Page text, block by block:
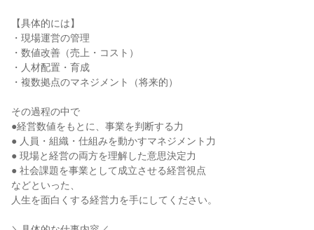
【具体的には】
・現場運営の管理
・数値改善（売上・コスト）
・人材配置・育成
・複数拠点のマネジメント（将来的）
その過程の中で
●経営数値をもとに、事業を判断する力
● 人員・組織・仕組みを動かすマネジメント力
● 現場と経営の両方を理解した意思決定力
● 社会課題を事業として成立させる経営視点
などといった、
人生を面白くする経営力を手にしてください。